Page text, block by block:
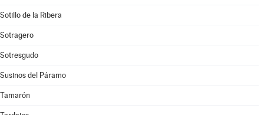
Sotillo de la Ribera
Sotragero
Sotresgudo
Susinos del Páramo
Tamarón